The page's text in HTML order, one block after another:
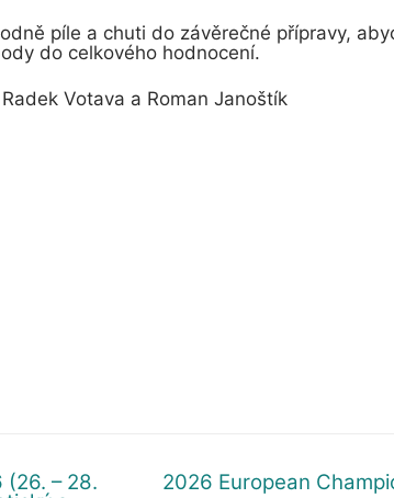
píle a chuti do závěrečné přípravy,
do celkového hodnocení.
Votava a Roman Janoštík
(26. – 28.
Další
2026 European